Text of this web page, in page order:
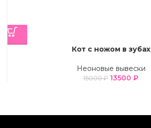
Кот с ножом в зубах
Неоновые вывески
15000₽ 13500 ₽